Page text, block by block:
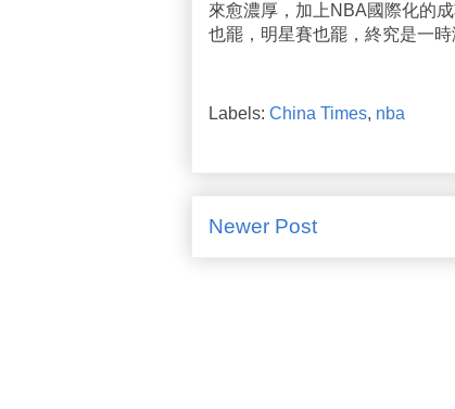
來愈濃厚，加上NBA國際化的
也罷，明星賽也罷，終究是一時
Labels: China Times, nba
Newer Post